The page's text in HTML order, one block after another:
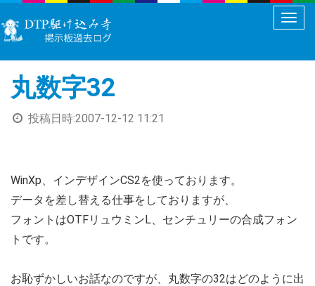
メ
ュ
丸数字32
投稿日時:2007-12-12 11:21
WinXp、インデザインCS2を使っております。
データを差し替える仕事をしておりますが、
フォントはOTFリュウミンL、センチュリーの合成フォン
トです。
お恥ずかしいお話なのですが、丸数字の32はどのように出